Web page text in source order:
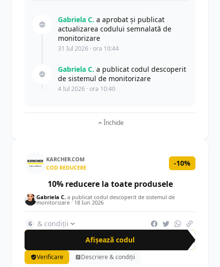
Gabriela C. a aprobat și publicat
actualizarea codului semnalată de
monitorizare
31 Iul 2026 · ora 10:44
Gabriela C. a publicat codul descoperit
de sistemul de monitorizare
4 Iul 2026 · ora 10:40
Închide
KARCHER.COM
COD REDUCERE
-10%
10% reducere la toate produsele
Gabriela C. a publicat codul descoperit de sistemul de
monitorizare · 18 Iun 2026
G
& condiții
Afișează codul
NEW
Verificare Descriere & condiții